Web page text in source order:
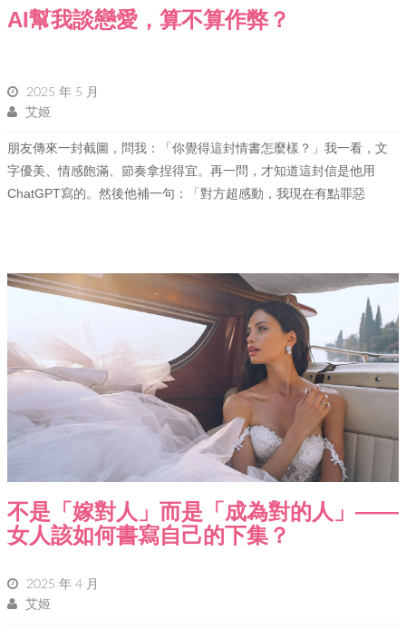
AI幫我談戀愛，算不算作弊？
2025 年 5 月
艾姬
朋友傳來一封截圖，問我：「你覺得這封情書怎麼樣？」我一看，文
字優美、情感飽滿、節奏拿捏得宜。再一問，才知道這封信是他用
ChatGPT寫的。然後他補一句：「對方超感動，我現在有點罪惡
不是「嫁對人」而是「成為對的人」——
女人該如何書寫自己的下集？
2025 年 4 月
艾姬